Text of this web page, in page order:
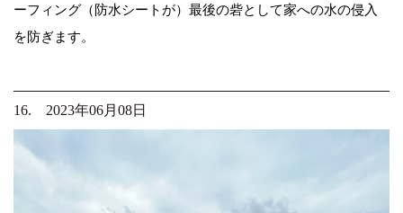
ーフィング（防水シートが）最後の砦として家への水の侵入
を防ぎます。
16. 2023年06月08日